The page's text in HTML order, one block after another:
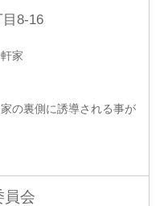
8-16
家
の裏側に誘導される事が
会